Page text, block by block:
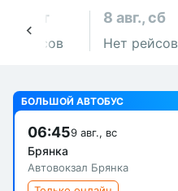
пт
рейсов
8 авг., сб
Нет рейсов
БОЛЬШОЙ АВТОБУС
06:459 авг., вс
Брянка
Автовокзал Брянка